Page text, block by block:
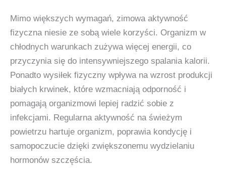
Mimo większych wymagań, zimowa aktywność
fizyczna niesie ze sobą wiele korzyści. Organizm w
chłodnych warunkach zużywa więcej energii, co
przyczynia się do intensywniejszego spalania kalorii.
Ponadto wysiłek fizyczny wpływa na wzrost produkcji
białych krwinek, które wzmacniają odporność i
pomagają organizmowi lepiej radzić sobie z
infekcjami. Regularna aktywność na świeżym
powietrzu hartuje organizm, poprawia kondycję i
samopoczucie dzięki zwiększonemu wydzielaniu
hormonów szczęścia.